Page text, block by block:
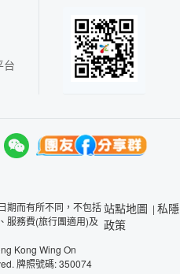
台
期而有所不同，不包括
服務費(旅行團適用)及
Kong Wing On
牌照號碼: 350074
站點地圖 | 私隱
政策